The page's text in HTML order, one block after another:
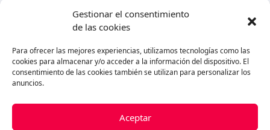
Gestionar el consentimiento
de las cookies
Para ofrecer las mejores experiencias, utilizamos tecnologías como las
cookies para almacenar y/o acceder a la información del dispositivo. El
consentimiento de las cookies también se utilizan para personalizar los
anuncios.
Aceptar
Royal » Man Medical